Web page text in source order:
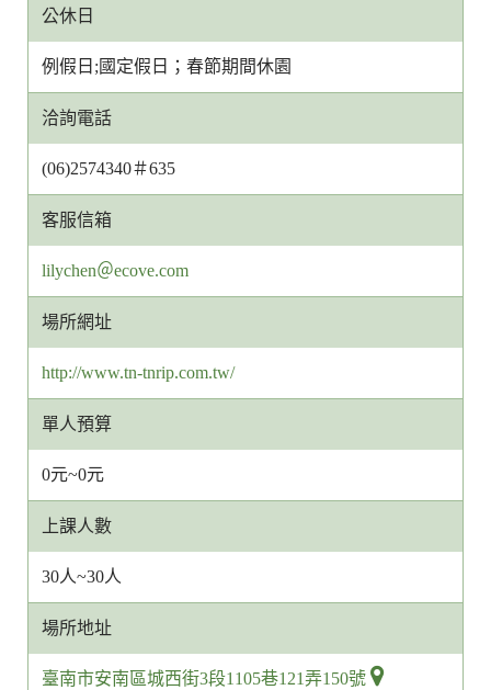
公休日
例假日;國定假日；春節期間休園
洽詢電話
(06)2574340＃635
客服信箱
客
服
信
網
址
lilychen＠ecove.com
場所網址
http://www.tn-tnrip.com.tw/
單人預算
0元~0元
上課人數
30人~30人
場所地址
臺南市安南區城西街3段1105巷121弄150號